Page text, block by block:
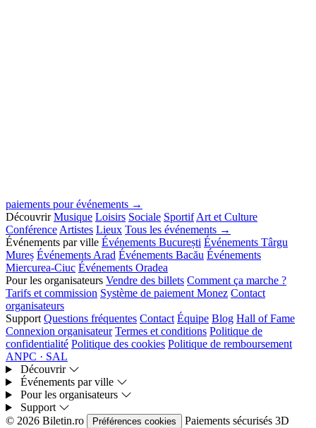
paiements pour événements →
Découvrir Musique Loisirs Sociale Sportif Art et Culture
Conférence Artistes Lieux Tous les événements →
Événements par ville Événements București Événements Târgu
Mureș Événements Arad Événements Bacău Événements
Miercurea-Ciuc Événements Oradea
Pour les organisateurs Vendre des billets Comment ça marche ?
Tarifs et commission Système de paiement Monez Contact
organisateurs
Support Questions fréquentes Contact Équipe Blog Hall of Fame
Connexion organisateur Termes et conditions Politique de
confidentialité Politique des cookies Politique de remboursement
ANPC · SAL
Découvrir
Événements par ville
Pour les organisateurs
Support
© 2026 Biletin.ro
Préférences cookies Paiements sécurisés 3D